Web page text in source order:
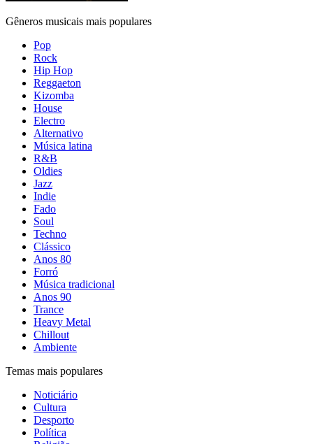
Gêneros musicais mais populares
Pop
Rock
Hip Hop
Reggaeton
Kizomba
House
Electro
Alternativo
Música latina
R&B
Oldies
Jazz
Indie
Fado
Soul
Techno
Clássico
Anos 80
Forró
Música tradicional
Anos 90
Trance
Heavy Metal
Chillout
Ambiente
Temas mais populares
Noticiário
Cultura
Desporto
Política